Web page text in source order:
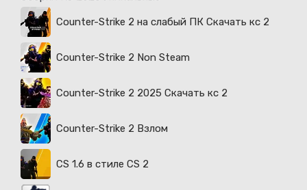
Counter-Strike 2 на слабый ПК Скачать кс 2
Counter-Strike 2 Non Steam
Counter-Strike 2 2025 Скачать кс 2
Counter-Strike 2 Взлом
CS 1.6 в стиле CS 2